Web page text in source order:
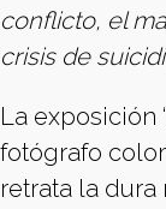
conflicto, el
crisis de
La exposición
fotógrafo
retrata la